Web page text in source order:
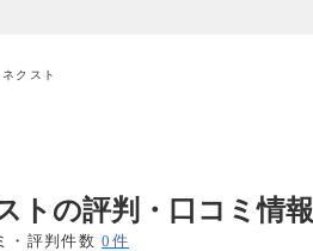
行っています。
クスト
トの評判・口コミ情報
・評判件数 0件